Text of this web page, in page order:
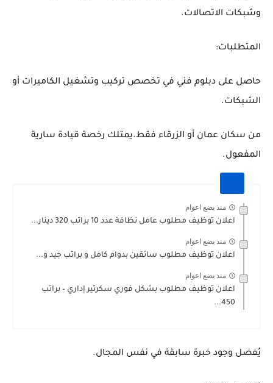
وشبكات الاتصالات.
المتطلبات:
حاصل على دبلوم فني في تخصص تركيب وتشغيل الكاميرات أو
الشبكات.
من سكان عمان أو الزرقاء فقط.يمتلك رخصة قيادة سارية
المفعول.
منذ بضع اعوام
اعلان توظيف مطلوب عامل نظافة عدد 10 براتب 320 دينار...
منذ بضع اعوام
اعلان توظيف مطلوب سائقين بدوام كامل و براتب جيد و...
منذ بضع اعوام
اعلان توظيف مطلوب بشكل فوري سكرتير إداري – براتب
450...
يُفضل وجود خبرة سابقة في نفس المجال.